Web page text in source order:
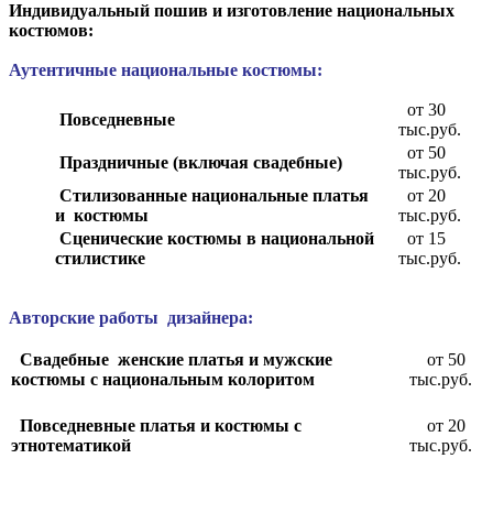
Индивидуальный пошив и изготовление национальных
костюмов:
Аутентичные национальные костюмы:
Повседневные
от 30
тыс.руб.
Праздничные (включая свадебные)
от 50
тыс.руб.
Стилизованные национальные платья
и костюмы
от 20
тыс.руб.
Сценические костюмы в национальной
стилистике
от 15
тыс.руб.
Авторские работы дизайнера:
Свадебные женские платья и мужские
костюмы с национальным колоритом
от 50
тыс.руб.
Повседневные платья и костюмы с
этнотематикой
от 20
тыс.руб.